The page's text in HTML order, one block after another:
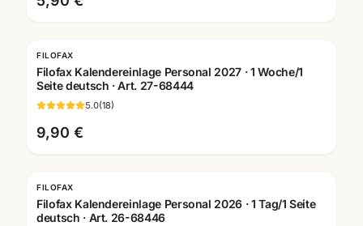
FILOFAX
Filofax Kalendereinlage Personal 2027 · 1 Woche/1
Seite deutsch · Art. 27-68444
5.0(18)
9,90 €
FILOFAX
Filofax Kalendereinlage Personal 2026 · 1 Tag/1 Seite
deutsch · Art. 26-68446